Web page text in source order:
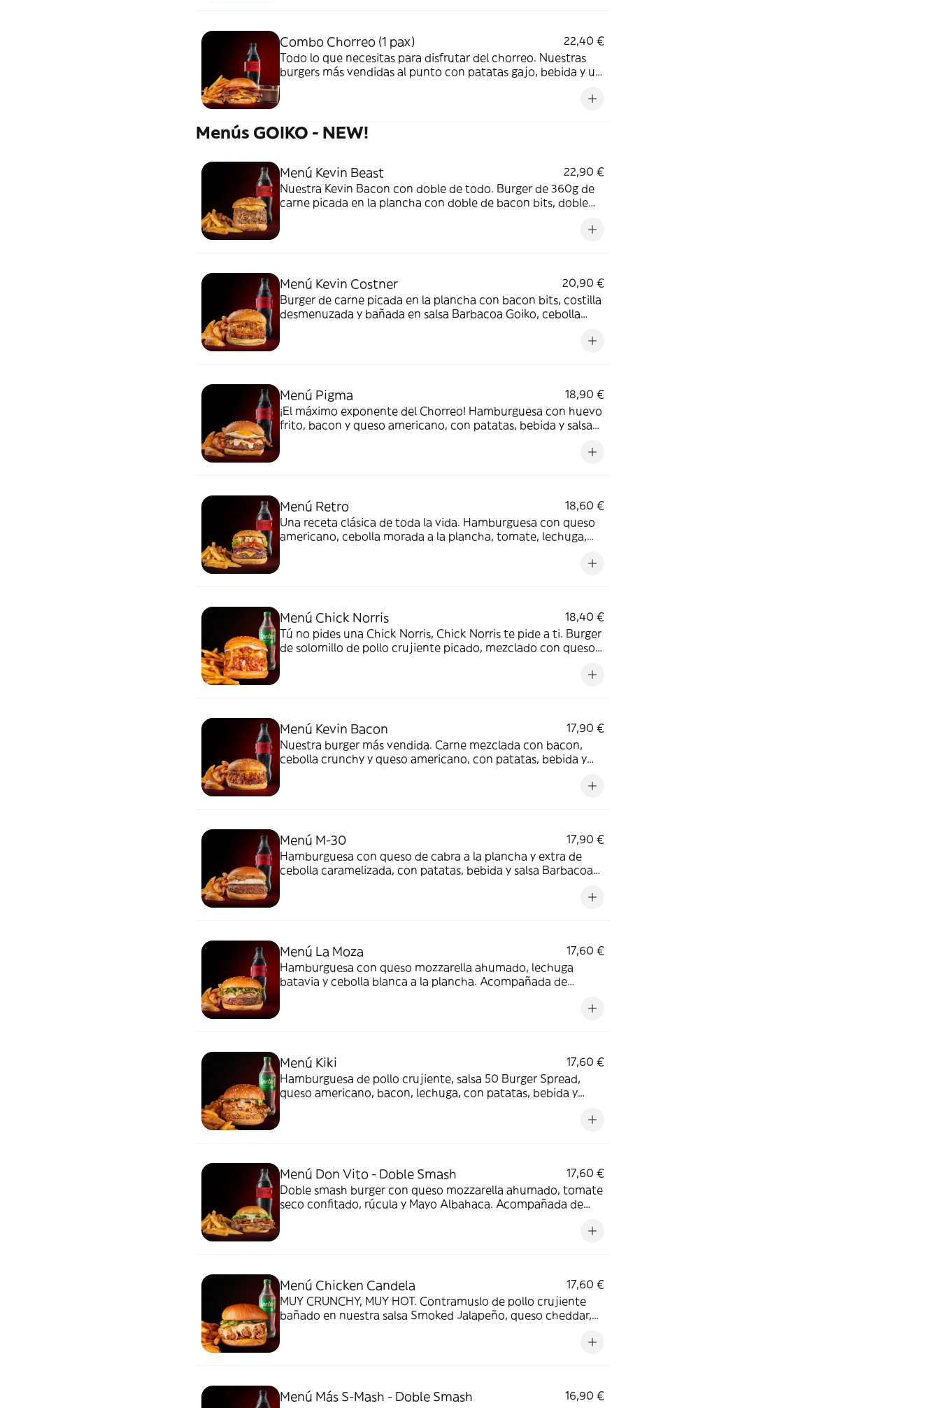
Combo Chorreo (1 pax)
22,40 €
Todo lo que necesitas para disfrutar del chorreo. Nuestras
burgers más vendidas al punto con patatas gajo, bebida y un
Menús GOIKO - NEW!
Menú Kevin Beast
22,90 €
Nuestra Kevin Bacon con doble de todo. Burger de 360g de
carne picada en la plancha con doble de bacon bits, doble
Menú Kevin Costner
20,90 €
Burger de carne picada en la plancha con bacon bits, costilla
desmenuzada y bañada en salsa Barbacoa Goiko, cebolla
Menú Pigma
18,90 €
¡El máximo exponente del Chorreo! Hamburguesa con huevo
frito, bacon y queso americano, con patatas, bebida y salsa
Menú Retro
18,60 €
Una receta clásica de toda la vida. Hamburguesa con queso
americano, cebolla morada a la plancha, tomate, lechuga,
Menú Chick Norris
18,40 €
Tú no pides una Chick Norris, Chick Norris te pide a ti. Burger
de solomillo de pollo crujiente picado, mezclado con queso
Menú Kevin Bacon
17,90 €
Nuestra burger más vendida. Carne mezclada con bacon,
cebolla crunchy y queso americano, con patatas, bebida y
Menú M-30
17,90 €
Hamburguesa con queso de cabra a la plancha y extra de
cebolla caramelizada, con patatas, bebida y salsa Barbacoa
Menú La Moza
17,60 €
Hamburguesa con queso mozzarella ahumado, lechuga
batavia y cebolla blanca a la plancha. Acompañada de
Menú Kiki
17,60 €
Hamburguesa de pollo crujiente, salsa 50 Burger Spread,
queso americano, bacon, lechuga, con patatas, bebida y
Menú Don Vito - Doble Smash
17,60 €
Doble smash burger con queso mozzarella ahumado, tomate
seco confitado, rúcula y Mayo Albahaca. Acompañada de
Menú Chicken Candela
17,60 €
MUY CRUNCHY, MUY HOT. Contramuslo de pollo crujiente
bañado en nuestra salsa Smoked Jalapeño, queso cheddar,
Menú Más S-Mash - Doble Smash
16,90 €